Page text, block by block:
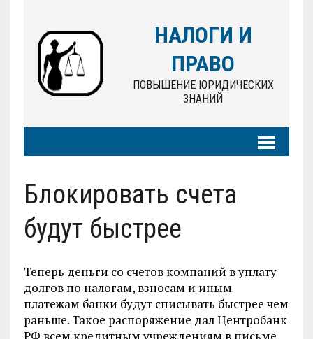
НАЛОГИ И
ПРАВО
ПОВЫШЕНИЕ ЮРИДИЧЕСКИХ
ЗНАНИЙ
Блокировать счета
будут быстрее
Теперь деньги со счетов компаний в уплату
долгов по налогам, взносам и иным
платежам банки будут списывать быстрее чем
раньше. Такое распоряжение дал Центробанк